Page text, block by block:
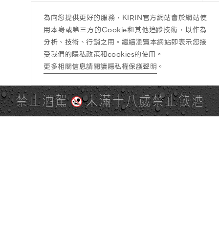
禁止酒駕 未滿十八歲禁止飲酒
為向您提供更好的服務，KIRIN官方網站會於網站使
用本身或第三方的Cookie和其他追蹤技術，以作為
分析、技術、行銷之用。繼續瀏覽本網站即表示您接
受我們的隱私政策和cookies的使用。
更多相關信息請閱讀隱私權保護聲明 。
PAGE TOP